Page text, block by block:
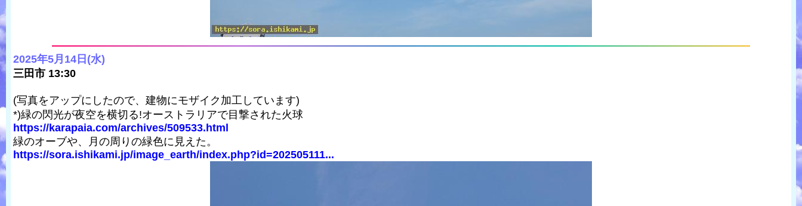
2025年5月14日(水)
三田市 13:30
(写真をアップにしたので、建物にモザイク加工しています)
*)緑の閃光が夜空を横切る!オーストラリアで目撃された火球
https://karapaia.com/archives/509533.html
緑のオーブや、月の周りの緑色に見えた。
https://sora.ishikami.jp/image_earth/index.php?id=202505111...